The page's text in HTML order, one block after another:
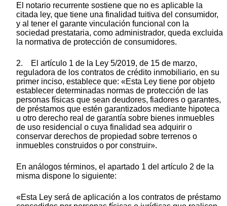
El notario recurrente sostiene que no es aplicable la
citada ley, que tiene una finalidad tuitiva del consumidor,
y al tener el garante vinculación funcional con la
sociedad prestataria, como administrador, queda excluida
la normativa de protección de consumidores.
2. El artículo 1 de la Ley 5/2019, de 15 de marzo,
reguladora de los contratos de crédito inmobiliario, en su
primer inciso, establece que: «Esta Ley tiene por objeto
establecer determinadas normas de protección de las
personas físicas que sean deudores, fiadores o garantes,
de préstamos que estén garantizados mediante hipoteca
u otro derecho real de garantía sobre bienes inmuebles
de uso residencial o cuya finalidad sea adquirir o
conservar derechos de propiedad sobre terrenos o
inmuebles construidos o por construir».
En análogos términos, el apartado 1 del artículo 2 de la
misma dispone lo siguiente:
«Esta Ley será de aplicación a los contratos de préstamo